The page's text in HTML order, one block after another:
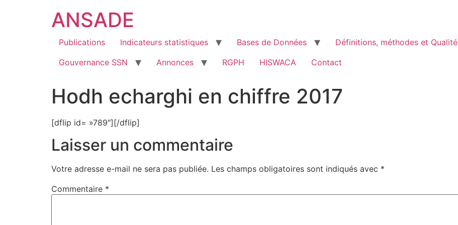
ANSADE
Publications Indicateurs statistiques Bases de Données Définitions, méthodes et Qualité
Gouvernance SSN
Annonces RGPH HISWACA Contact
Hodh echarghi en chiffre 2017
[dflip id= »789″][/dflip]
Laisser un commentaire
Votre adresse e-mail ne sera pas publiée. Les champs obligatoires sont indiqués avec *
Commentaire *